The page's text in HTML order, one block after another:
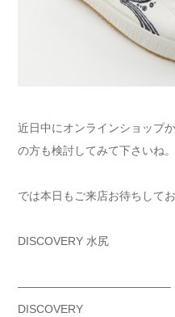
近日中にオンラインショップ
の方も検討してみて下さいね。
では本日もご来店お待ちしてお
DISCOVERY 水尻
—————————————–
DISCOVERY